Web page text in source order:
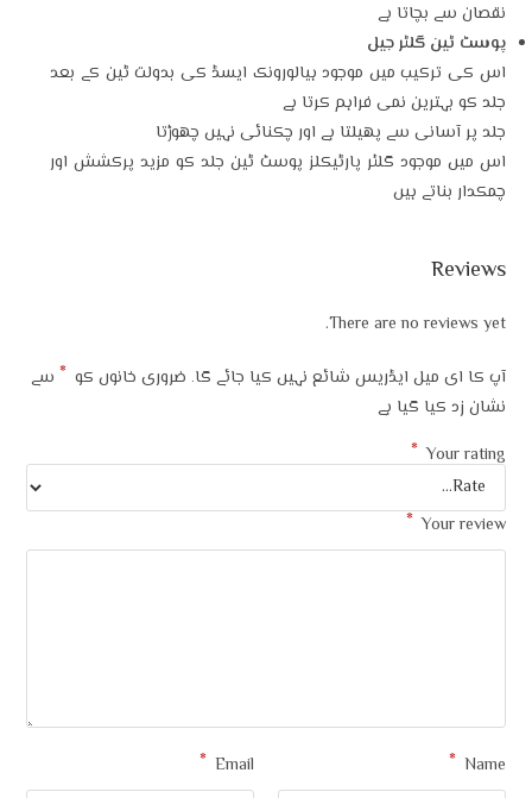
نقصان سے بچاتا ہے
پوسٹ ٹین گلٹر جیل
اس کی ترکیب میں موجود ہیالورونک ایسڈ کی بدولت ٹین کے بعد
جلد کو بہترین نمی فراہم کرتا ہے
جلد پر آسانی سے پھیلتا ہے اور چکنائی نہیں چھوڑتا
اس میں موجود گلٹر پارٹیکلز پوسٹ ٹین جلد کو مزید پرکشش اور
چمکدار بناتے ہیں
Reviews
There are no reviews yet.
آپ کا ای میل ایڈریس شائع نہیں کیا جائے گا۔ ضروری خانوں کو * سے
نشان زد کیا گیا ہے
Your rating
*
Your review
*
Name
*
Email
*